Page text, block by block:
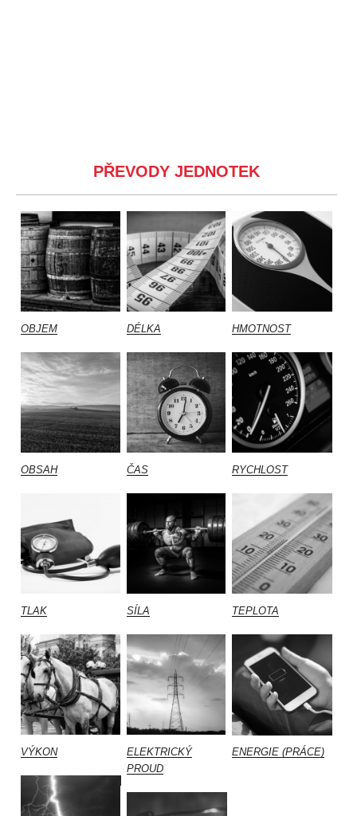
PŘEVODY JEDNOTEK
OBJEM
OBSAH
TLAK
VÝKON
DÉLKA
ČAS
SÍLA
ELEKTRICKÝ
PROUD
HMOTNOST
RYCHLOST
TEPLOTA
ENERGIE (PRÁCE)